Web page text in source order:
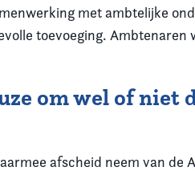
met ambtelijke
toevoeging.
om wel of niet
afscheid neem van de